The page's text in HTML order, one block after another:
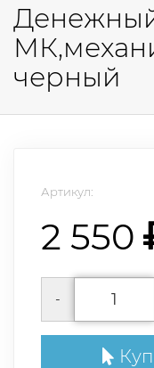
черный
Артикул:
2 550
-